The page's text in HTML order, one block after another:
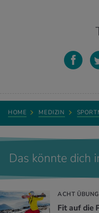
HOME MEDIZIN
Das könnte dich
ACHT
Fit auf die